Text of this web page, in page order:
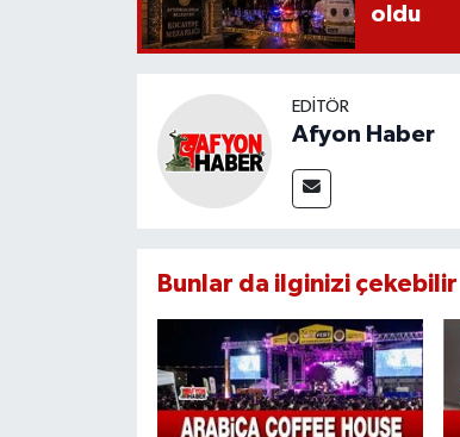
oldu
EDITÖR
Afyon Haber
Bunlar da ilginizi çekebilir